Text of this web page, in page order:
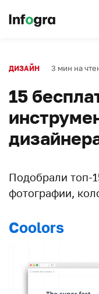
ДИЗАЙН 3 мин на
15
Подобрали топ-
фотографии,
Coolors